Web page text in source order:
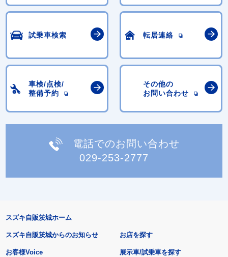
試乗車検索 転居連絡
車検/点検/
整備予約
その他の
お問い合わせ
電話でのお問い合わせ
029-253-2777
スズキ自販茨城ホーム
スズキ自販茨城からのお知らせ
お客様Voice
お店を探す
展示車/試乗車を探す